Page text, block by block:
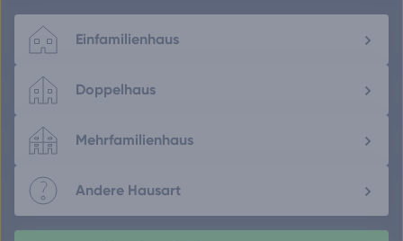
Einfamilienhaus
Doppelhaus
Mehrfamilienhaus
Andere Hausart